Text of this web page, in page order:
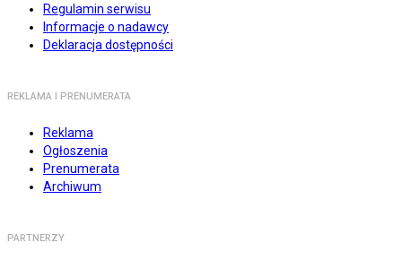
Regulamin serwisu
Informacje o nadawcy
Deklaracja dostępności
REKLAMA I PRENUMERATA
Reklama
Ogłoszenia
Prenumerata
Archiwum
PARTNERZY